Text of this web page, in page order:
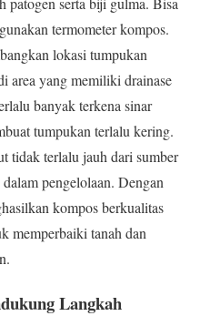
termometer kompos.
lokasi tumpukan
area yang memiliki drainase
banyak terkena sinar
tumpukan terlalu kering.
tidak terlalu jauh dari sumber
pengelolaan. Dengan
kompos berkualitas
memperbaiki tanah dan
Langkah